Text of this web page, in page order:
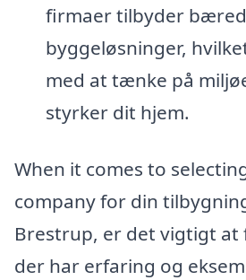
firmaer tilbyder
byggeløsninger,
med at tænke på
styrker dit hjem.
When it comes to
company for din
Brestrup, er det vigtigt at
der har erfaring og